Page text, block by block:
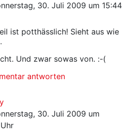
30. Juli 2009 um 15:44
ist potthässlich! Sieht aus wie
Und zwar sowas von. :-(
antworten
30. Juli 2009 um